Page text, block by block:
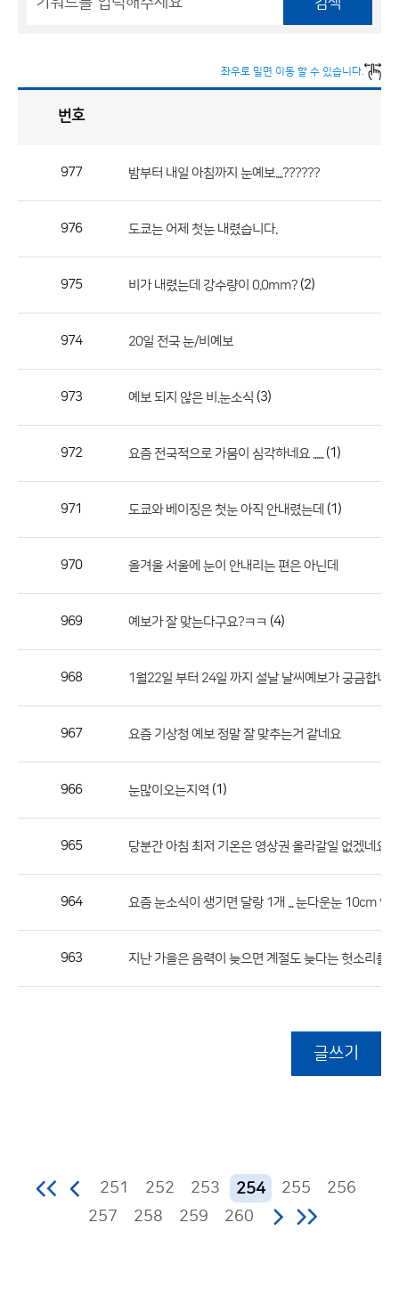
좌우로 밀면 이동 할 수 있습니다.
론
호,
록
공
번호
977 밤부터 내일 아침까지 눈예보....??????
976 도쿄는 어제 첫눈 내렸습니다.
975 비가 내렸는데 강수량이 0.0mm? (2)
974 20일 전국 눈/비예보
973 예보 되지 않은 비.눈소식 (3)
972 요즘 전국적으로 가뭄이 심각하네요 ...... (1)
971 도쿄와 베이징은 첫눈 아직 안내렸는데 (1)
970 올겨울 서울에 눈이 안내리는 편은 아닌데
969 예보가 잘 맞는다구요?ㅋㅋ (4)
968 1월22일 부터 24일 까지 설날 날씨예보가 궁금합니다
967 요즘 기상청 예보 정말 잘 맞추는거 같네요
966 눈많이오는지역 (1)
965 당분간 아침 최저 기온은 영상권 올라갈일 없겠네요?
964 요즘 눈소식이 생기면 달랑 1개 ... 눈다운눈 10cm 언
963 지난 가을은 음력이 늦으면 계절도 늦다는 헛소리를
글쓰기
251 252 253 254 255
256
257
258 259 260